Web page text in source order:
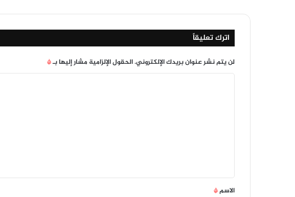
اترك تعليقاً
لن يتم نشر عنوان بريدك الإلكتروني.الحقول الإلزامية مشار إليها بـ*
*
الاسم*